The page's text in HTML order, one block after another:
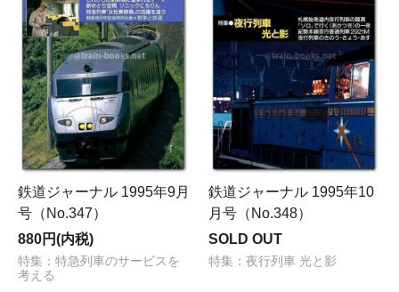
鉄道ジャーナル 1995年9月
号（No.347）
880円(内税)
特集：特急列車のサービスを
考える
鉄道ジャーナル 1995年10
月号（No.348）
SOLD OUT
特集：夜行列車 光と影